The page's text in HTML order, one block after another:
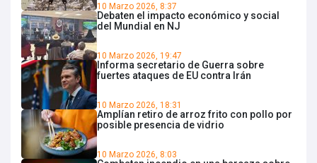
10 Marzo 2026, 8:37
Debaten el impacto económico y social
del Mundial en NJ
10 Marzo 2026, 19:47
Informa secretario de Guerra sobre
fuertes ataques de EU contra Irán
10 Marzo 2026, 18:31
Amplían retiro de arroz frito con pollo por
posible presencia de vidrio
10 Marzo 2026, 8:03